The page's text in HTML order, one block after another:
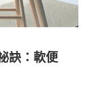
訣：軟便